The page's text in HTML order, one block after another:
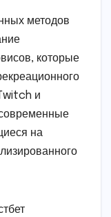
методов
которые
и
на